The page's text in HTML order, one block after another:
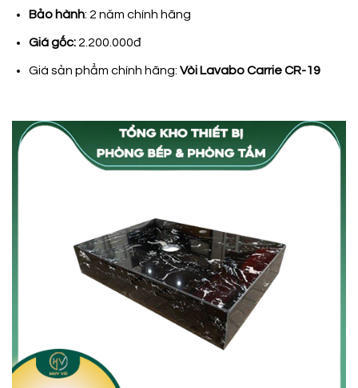
Bảo hành: 2 năm chính hãng
Giá gốc: 2.200.000đ
Giá sản phẩm chính hãng: Vòi Lavabo Carrie CR-19